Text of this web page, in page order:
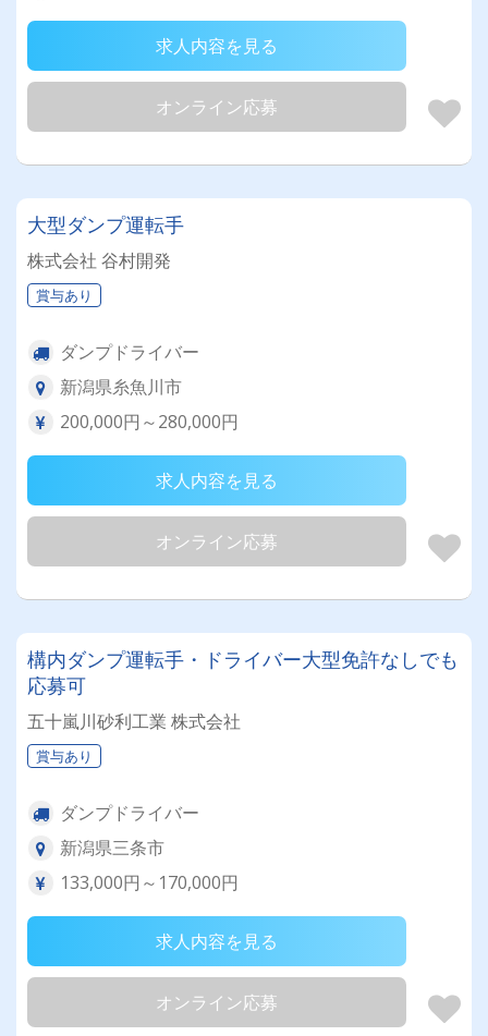
求人内容を見る
オンライン応募
大型ダンプ運転手
株式会社 谷村開発
賞与あり
ダンプドライバー
新潟県糸魚川市
200,000円～280,000円
求人内容を見る
オンライン応募
構内ダンプ運転手・ドライバー大型免許なしでも
応募可
五十嵐川砂利工業 株式会社
賞与あり
ダンプドライバー
新潟県三条市
133,000円～170,000円
求人内容を見る
オンライン応募